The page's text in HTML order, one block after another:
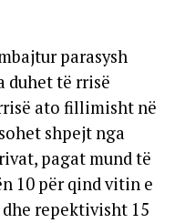
parasysh
duhet të rrisë
ato fillimisht në
shpejt nga
pagat mund të
10 për qind vitin e
repektivisht 15